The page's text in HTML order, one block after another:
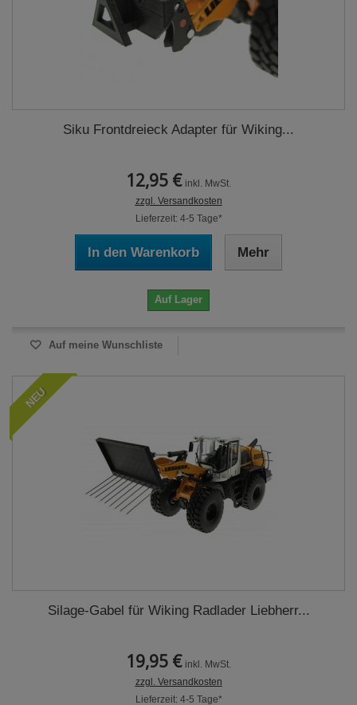
Siku Frontdreieck Adapter für Wiking...
12,95 € inkl. MwSt.
zzgl. Versandkosten
Lieferzeit: 4-5 Tage*
In den Warenkorb Mehr
Auf Lager
Auf meine Wunschliste
NEU
Silage-Gabel für Wiking Radlader Liebherr...
19,95 € inkl. MwSt.
zzgl. Versandkosten
Lieferzeit: 4-5 Tage*